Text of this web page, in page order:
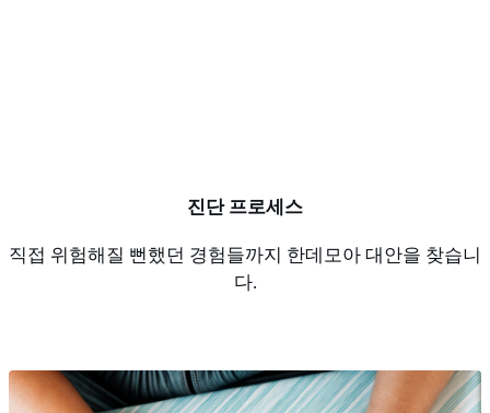
진단 프로세스
직접 위험해질 뻔했던 경험들까지 한데모아 대안을 찾습니
다.